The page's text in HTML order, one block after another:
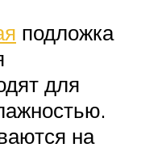
подложка
для
на